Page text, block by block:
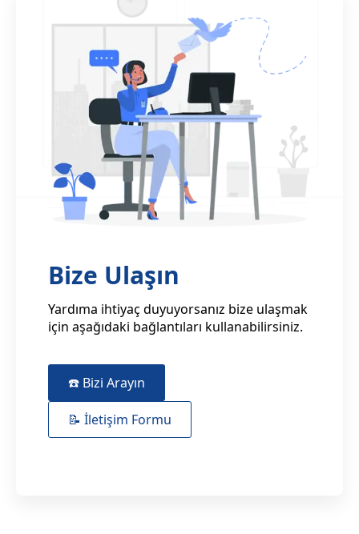
Bize Ulaşın
Yardıma ihtiyaç duyuyorsanız bize ulaşmak
için aşağıdaki bağlantıları kullanabilirsiniz.
☎️ Bizi Arayın
📝 İletişim Formu